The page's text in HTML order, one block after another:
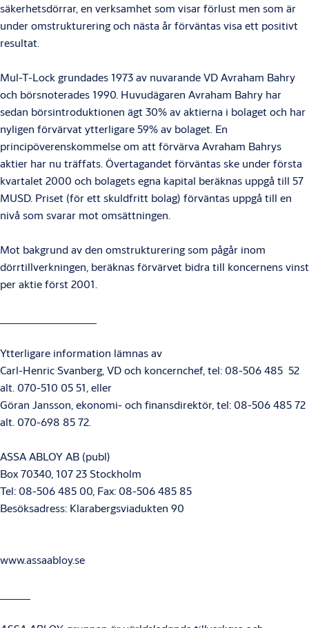
säkerhetsdörrar, en verksamhet som visar förlust men som är
under omstrukturering och nästa år förväntas visa ett positivt
resultat.
Mul-T-Lock grundades 1973 av nuvarande VD Avraham Bahry
och börsnoterades 1990. Huvudägaren Avraham Bahry har
sedan börsintroduktionen ägt 30% av aktierna i bolaget och har
nyligen förvärvat ytterligare 59% av bolaget. En
principöverenskommelse om att förvärva Avraham Bahrys
aktier har nu träffats. Övertagandet förväntas ske under första
kvartalet 2000 och bolagets egna kapital beräknas uppgå till 57
MUSD. Priset (för ett skuldfritt bolag) förväntas uppgå till en
nivå som svarar mot omsättningen.
Mot bakgrund av den omstrukturering som pågår inom
dörrtillverkningen, beräknas förvärvet bidra till koncernens vinst
per aktie först 2001.
Ytterligare information lämnas av
Carl-Henric Svanberg, VD och koncernchef, tel: 08-506 485 52
alt. 070-510 05 51, eller
Göran Jansson, ekonomi- och finansdirektör, tel: 08-506 485 72
alt. 070-698 85 72.
ASSA ABLOY AB (publ)
Box 70340, 107 23 Stockholm
Tel: 08-506 485 00, Fax: 08-506 485 85
Besöksadress: Klarabergsviadukten 90
www.assaabloy.se